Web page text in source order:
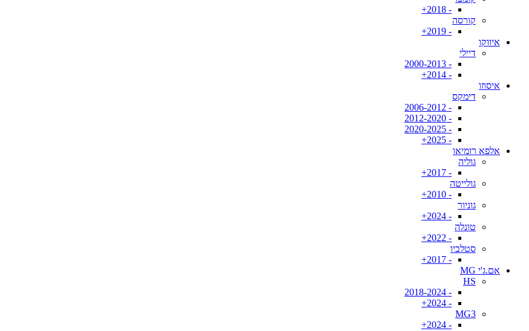
- 2018+
קורסה
- 2019+
איווקו
דיילי
- 2000-2013
- 2014+
איסוזו
דימקס
- 2006-2012
- 2012-2020
- 2020-2025
- 2025+
אלפא רומיאו
גוליה
- 2017+
גולייטה
- 2010+
גוניור
- 2024+
טונלה
- 2022+
סטלביו
- 2017+
אם.ג'י MG
HS
- 2018-2024
- 2024+
MG3
- 2024+